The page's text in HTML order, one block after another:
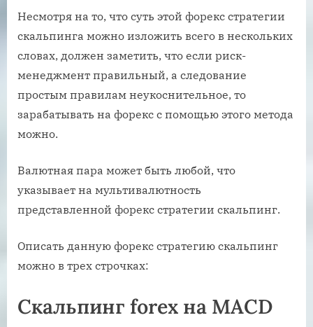
Несмотря на то, что суть этой форекс стратегии
скальпинга можно изложить всего в нескольких
словах, должен заметить, что если риск-
менеджмент правильный, а следование
простым правилам неукоснительное, то
зарабатывать на форекс с помощью этого метода
можно.
Валютная пара может быть любой, что
указывает на мультивалютность
представленной форекс стратегии скальпинг.
Описать данную форекс стратегию скальпинг
можно в трех строчках:
Скальпинг forex на MACD